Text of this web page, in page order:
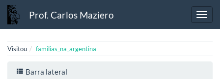
Prof. Carlos Maziero
Visitou familias_na_argentina
Barra lateral